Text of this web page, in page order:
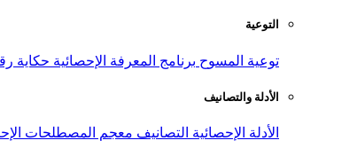
التوعية
توعية المسوح برنامج المعرفة الإحصائية حكاية
الأدلة والتصانيف
الأدلة الإحصائية التصانيف معجم المصطلحات